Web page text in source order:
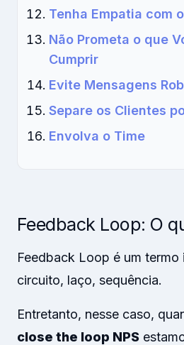
Tenha Empatia com
Não Prometa o que
Cumprir
Evite Mensagens
Separe os Clientes
Envolva o Time
Feedback Loop: O
Feedback Loop é um
circuito, laço, sequência.
Entretanto, nesse caso,
close the loop NPS